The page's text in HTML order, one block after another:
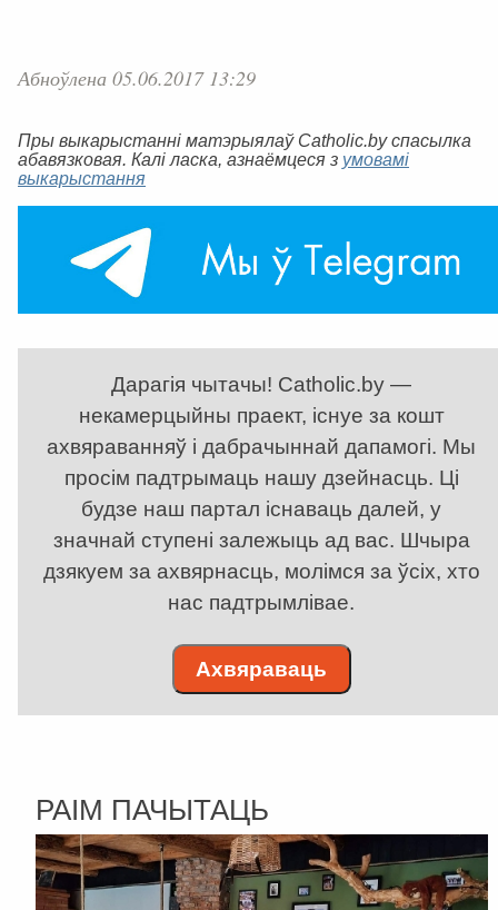
Абноўлена 05.06.2017 13:29
Пры выкарыстанні матэрыялаў Catholic.by спасылка
абавязковая. Калі ласка, азнаёмцеся з умовамі
выкарыстання
Дарагія чытачы! Catholic.by —
некамерцыйны праект, існуе за кошт
ахвяраванняў і дабрачыннай дапамогі. Мы
просім падтрымаць нашу дзейнасць. Ці
будзе наш партал існаваць далей, у
значнай ступені залежыць ад вас. Шчыра
дзякуем за ахвярнасць, молімся за ўсіх, хто
нас падтрымлівае.
Ахвяраваць
РАІМ ПАЧЫТАЦЬ